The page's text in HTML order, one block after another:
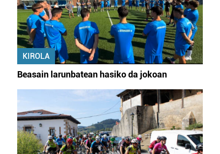
KIROLA
Beasain larunbatean hasiko da jokoan